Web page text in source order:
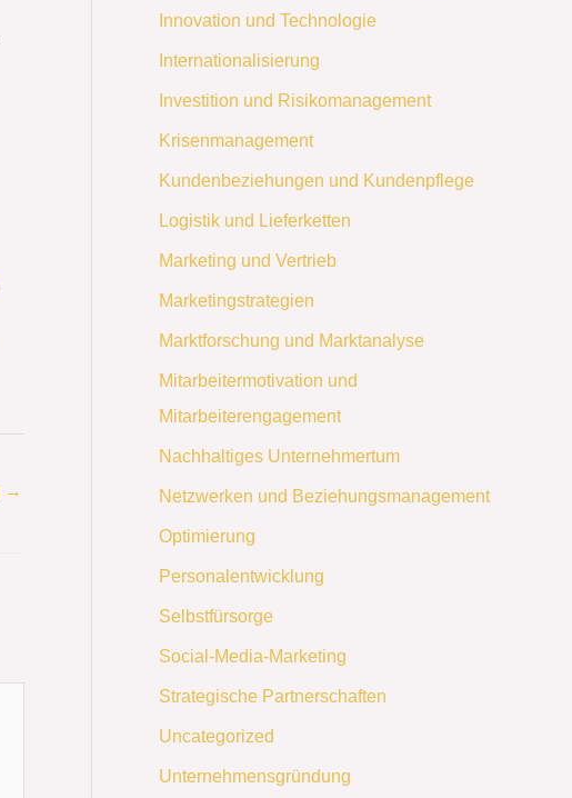
→
Innovation und Technologie
Internationalisierung
Investition und Risikomanagement
Krisenmanagement
Kundenbeziehungen und Kundenpflege
Logistik und Lieferketten
Marketing und Vertrieb
Marketingstrategien
Marktforschung und Marktanalyse
Mitarbeitermotivation und
Mitarbeiterengagement
Nachhaltiges Unternehmertum
Netzwerken und Beziehungsmanagement
Optimierung
Personalentwicklung
Selbstfürsorge
Social-Media-Marketing
Strategische Partnerschaften
Uncategorized
Unternehmensgründung